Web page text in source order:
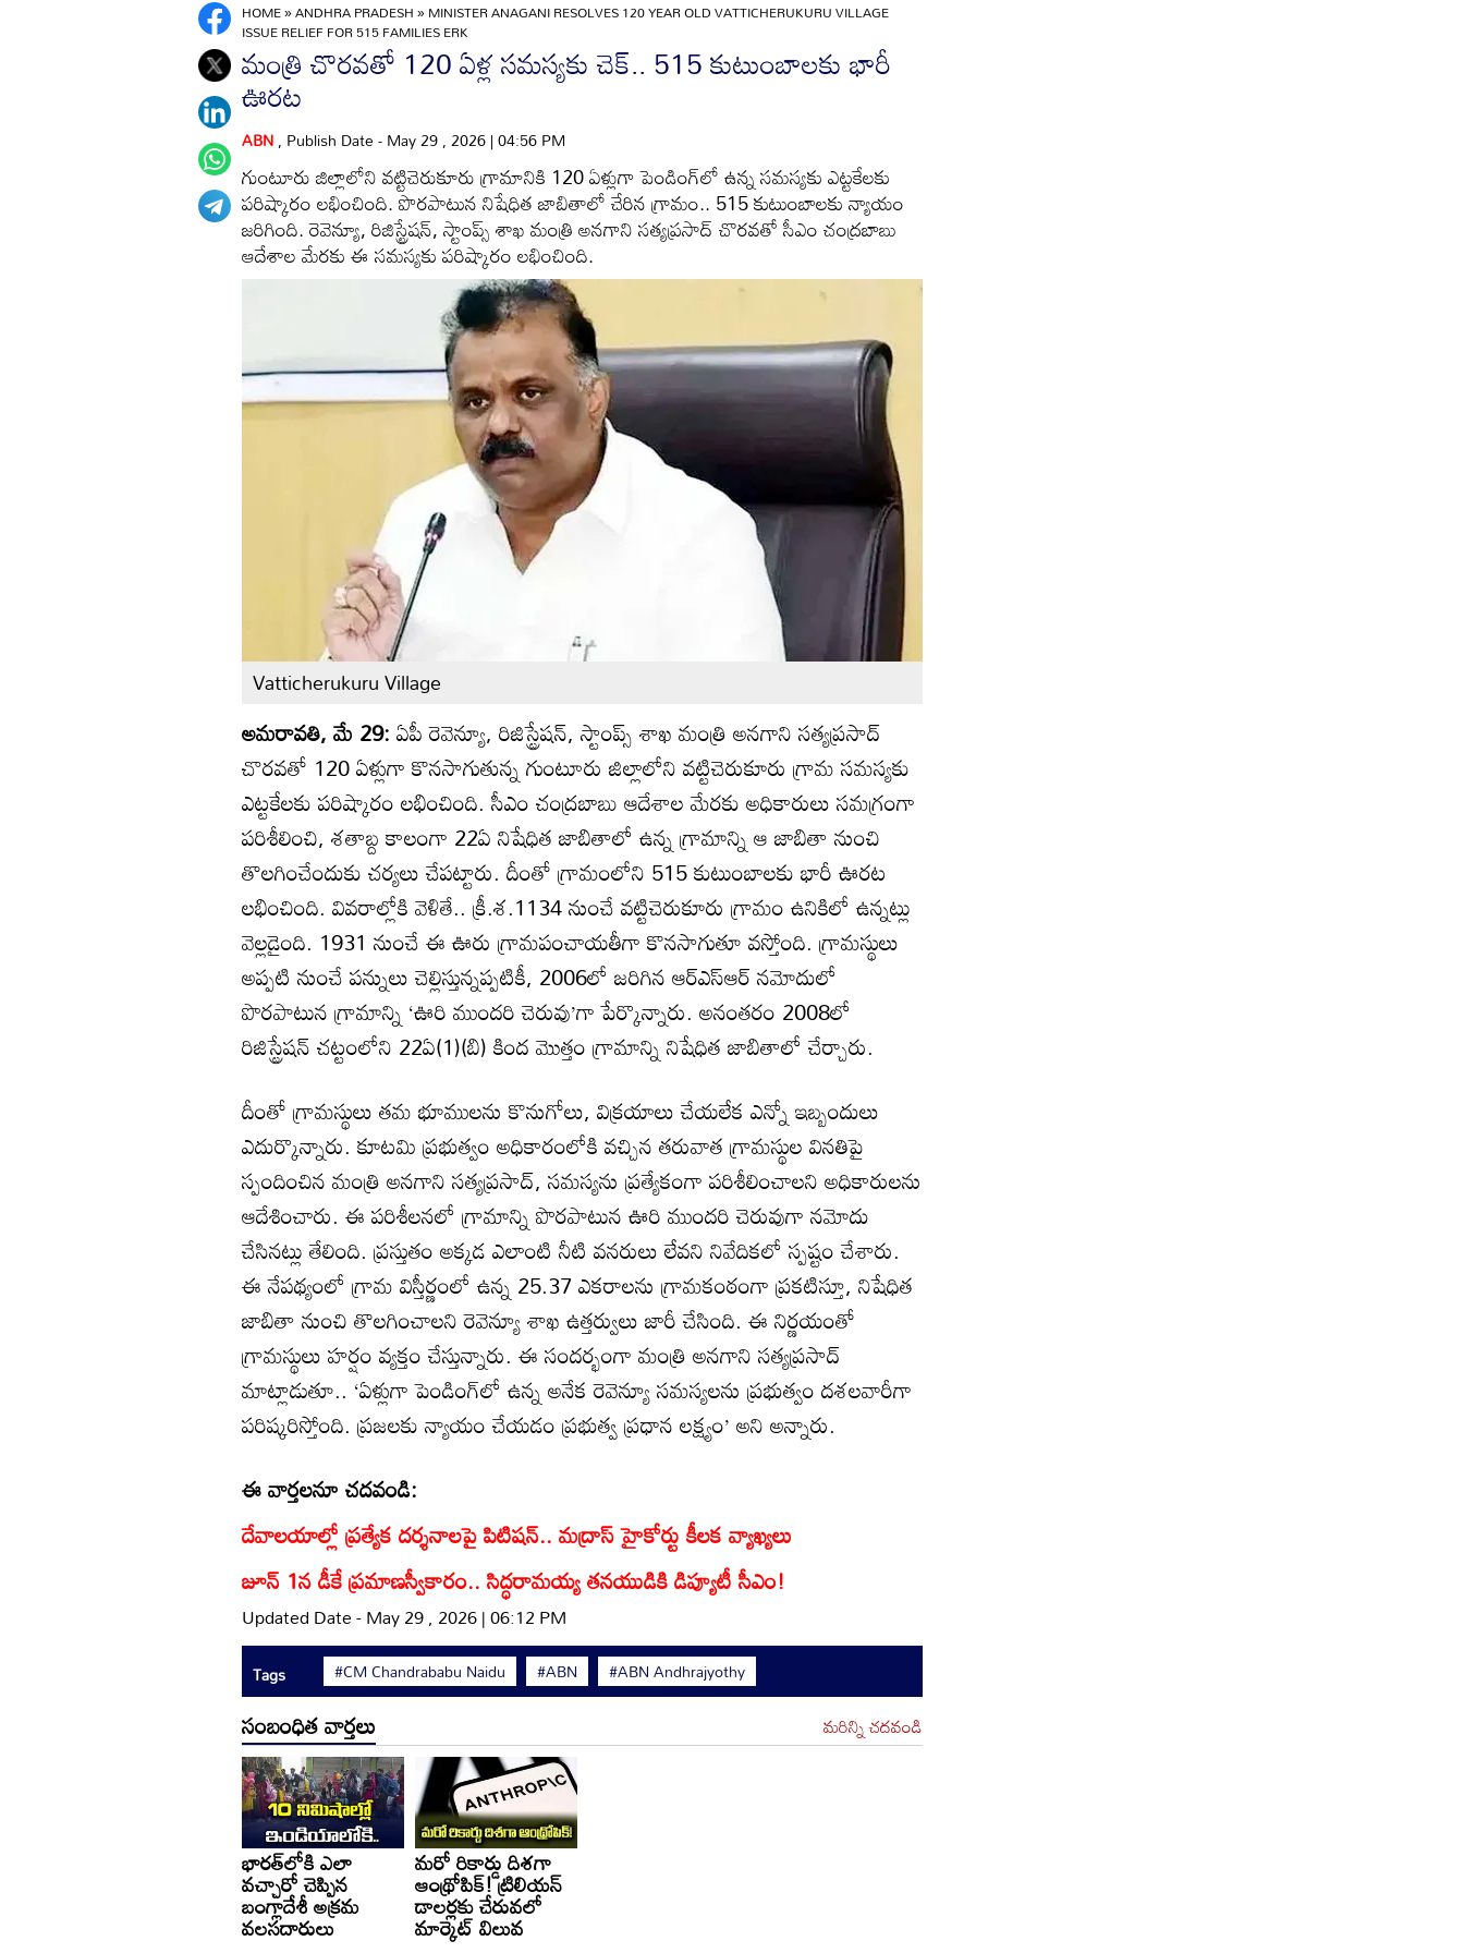
HOME»ANDHRA PRADESH»MINISTER ANAGANI RESOLVES 120 YEAR OLD VATTICHERUKURU VILLAGE
ISSUE RELIEF FOR 515 FAMILIES ERK
మంత్రి చొరవతో 120 ఏళ్ల సమస్యకు చెక్.. 515 కుటుంబాలకు భారీ
ఊరట
ABN, Publish Date - May 29 , 2026 | 04:56 PM
గుంటూరు జిల్లాలోని వట్టిచెరుకూరు గ్రామానికి 120 ఏళ్లుగా పెండింగ్‌లో ఉన్న సమస్యకు ఎట్టకేలకు
పరిష్కారం లభించింది. పొరపాటున నిషేధిత జాబితాలో చేరిన గ్రామం.. 515 కుటుంబాలకు న్యాయం
జరిగింది. రెవెన్యూ, రిజిస్ట్రేషన్, స్టాంప్స్ శాఖ మంత్రి అనగాని సత్యప్రసాద్ చొరవతో సీఎం చంద్రబాబు
ఆదేశాల మేరకు ఈ సమస్యకు పరిష్కారం లభించింది.
Vatticherukuru Village
అమరావతి, మే 29:ఏపీ రెవెన్యూ, రిజిస్ట్రేషన్, స్టాంప్స్ శాఖ మంత్రి అనగాని సత్యప్రసాద్
చొరవతో 120 ఏళ్లుగా కొనసాగుతున్న గుంటూరు జిల్లాలోని వట్టిచెరుకూరు గ్రామ సమస్యకు
ఎట్టకేలకు పరిష్కారం లభించింది. సీఎం చంద్రబాబు ఆదేశాల మేరకు అధికారులు సమగ్రంగా
పరిశీలించి, శతాబ్ద కాలంగా 22ఏ నిషేధిత జాబితాలో ఉన్న గ్రామాన్ని ఆ జాబితా నుంచి
తొలగించేందుకు చర్యలు చేపట్టారు. దీంతో గ్రామంలోని 515 కుటుంబాలకు భారీ ఊరట
లభించింది. వివరాల్లోకి వెళితే.. క్రీ.శ.1134 నుంచే వట్టిచెరుకూరు గ్రామం ఉనికిలో ఉన్నట్లు
వెల్లడైంది. 1931 నుంచే ఈ ఊరు గ్రామపంచాయతీగా కొనసాగుతూ వస్తోంది. గ్రామస్థులు
అప్పటి నుంచే పన్నులు చెల్లిస్తున్నప్పటికీ, 2006లో జరిగిన ఆర్‌ఎస్‌ఆర్‌ నమోదులో
పొరపాటున గ్రామాన్ని ‘ఊరి ముందరి చెరువు’గా పేర్కొన్నారు. అనంతరం 2008లో
రిజిస్ట్రేషన్ చట్టంలోని 22ఏ(1)(బి) కింద మొత్తం గ్రామాన్ని నిషేధిత జాబితాలో చేర్చారు.
దీంతో గ్రామస్థులు తమ భూములను కొనుగోలు, విక్రయాలు చేయలేక ఎన్నో ఇబ్బందులు
ఎదుర్కొన్నారు. కూటమి ప్రభుత్వం అధికారంలోకి వచ్చిన తరువాత గ్రామస్థుల వినతిపై
స్పందించిన మంత్రి అనగాని సత్యప్రసాద్, సమస్యను ప్రత్యేకంగా పరిశీలించాలని అధికారులను
ఆదేశించారు. ఈ పరిశీలనలో గ్రామాన్ని పొరపాటున ఊరి ముందరి చెరువుగా నమోదు
చేసినట్లు తేలింది. ప్రస్తుతం అక్కడ ఎలాంటి నీటి వనరులు లేవని నివేదికలో స్పష్టం చేశారు.
ఈ నేపథ్యంలో గ్రామ విస్తీర్ణంలో ఉన్న 25.37 ఎకరాలను గ్రామకంఠంగా ప్రకటిస్తూ, నిషేధిత
జాబితా నుంచి తొలగించాలని రెవెన్యూ శాఖ ఉత్తర్వులు జారీ చేసింది. ఈ నిర్ణయంతో
గ్రామస్థులు హర్షం వ్యక్తం చేస్తున్నారు. ఈ సందర్భంగా మంత్రి అనగాని సత్యప్రసాద్
మాట్లాడుతూ.. ‘ఏళ్లుగా పెండింగ్‌లో ఉన్న అనేక రెవెన్యూ సమస్యలను ప్రభుత్వం దశలవారీగా
పరిష్కరిస్తోంది. ప్రజలకు న్యాయం చేయడం ప్రభుత్వ ప్రధాన లక్ష్యం’ అని అన్నారు.
ఈ వార్తలనూ చదవండి:
దేవాలయాల్లో ప్రత్యేక దర్శనాలపై పిటిషన్.. మద్రాస్ హైకోర్టు కీలక వ్యాఖ్యలు
జూన్ 1న డీకే ప్రమాణస్వీకారం.. సిద్ధరామయ్య తనయుడికి డిప్యూటీ సీఎం!
Updated Date - May 29 , 2026 | 06:12 PM
Tags #CM Chandrababu Naidu #ABN #ABN Andhrajyothy
సంబంధిత వార్తలు మరిన్ని చదవండి
భారత్‌లోకి ఎలా
వచ్చారో చెప్పిన
బంగ్లాదేశీ అక్రమ
వలసదారులు
మరో రికార్డు దిశగా
ఆంథ్రోపిక్! ట్రిలియన్
డాలర్లకు చేరువలో
మార్కెట్ విలువ